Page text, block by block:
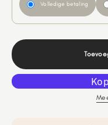
Volledige betaling